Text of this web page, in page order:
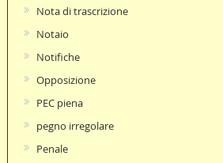
Nota di trascrizione
Notaio
Notifiche
Opposizione
PEC piena
pegno irregolare
Penale